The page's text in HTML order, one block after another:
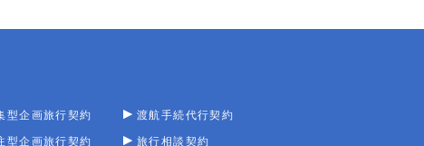
型企画旅行契約
型企画旅行契約
渡航手続代行契約
旅行相談契約